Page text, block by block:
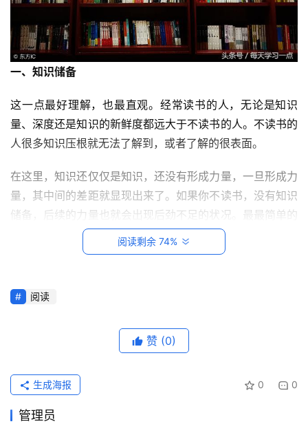
首
日
一
读
一、知识储备
这一点最好理解，也最直观。经常读书的人，无论是知识
量、深度还是知识的新鲜度都远大于不读书的人。不读书的
人很多知识压根就无法了解到，或者了解的很表面。
在这里，知识还仅仅是知识，还没有形成力量，一旦形成力
量，其中间的差距就显现出来了。如果你不读书，没有知识
储备，后续的力量也就会出现后劲不足的状况。最最简单的
例子：你和朋友、同时、老板聊天或探讨问题的时候，你就
跟不上他们的思路、理解不了所讲的内容（如果这个时候有
不用多说了吧？
（经常读心理学、经济学、营销学、社会学等
方面的书籍中体现的比较明显。）
1、经常读书的人，在思考问题的时候有广度也有深度，更
容易透过现象看本质，恰当好处的解决问题；而大多数不读
书的人，看到的都是表面的、肤浅的问题，解决问题也只能
阅读剩余 74%
阅读
赞 (0)
0 0
生成海报
管理员